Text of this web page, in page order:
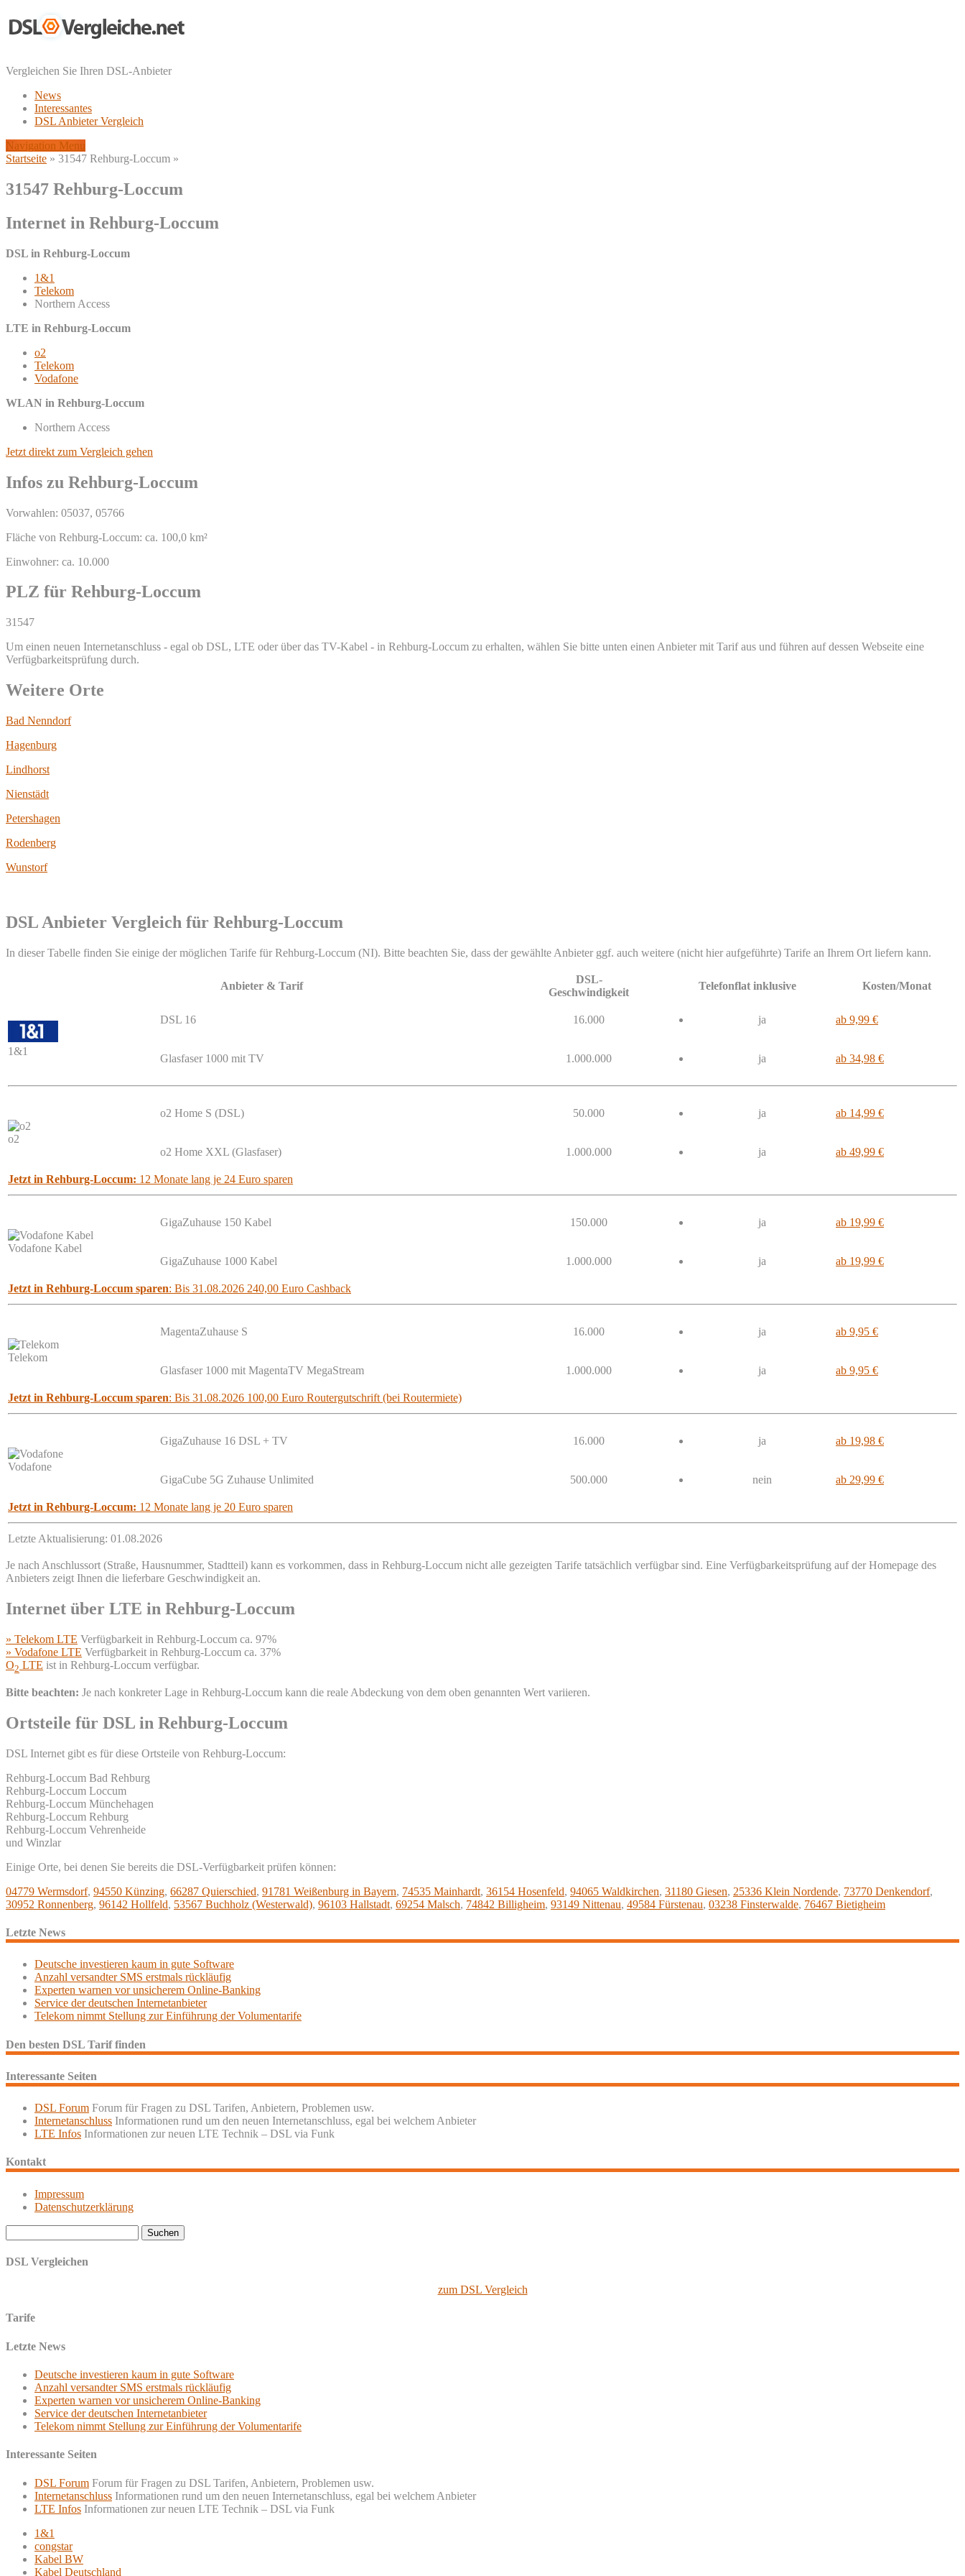
Vergleichen Sie Ihren DSL-Anbieter
News
Interessantes
DSL Anbieter Vergleich
Navigation Menu
Startseite » 31547 Rehburg-Loccum »
31547 Rehburg-Loccum
Internet in Rehburg-Loccum
DSL in Rehburg-Loccum
1&1
Telekom
Northern Access
LTE in Rehburg-Loccum
o2
Telekom
Vodafone
WLAN in Rehburg-Loccum
Northern Access
Jetzt direkt zum Vergleich gehen
Infos zu Rehburg-Loccum
Vorwahlen: 05037, 05766
Fläche von Rehburg-Loccum: ca. 100,0 km²
Einwohner: ca. 10.000
PLZ für Rehburg-Loccum
31547
Um einen neuen Internetanschluss - egal ob DSL, LTE oder über das TV-Kabel - in Rehburg-Loccum zu erhalten, wählen Sie bitte unten einen Anbieter mit Tarif aus und führen auf dessen Webseite eine
Verfügbarkeitsprüfung durch.
Weitere Orte
Bad Nenndorf
Hagenburg
Lindhorst
Nienstädt
Petershagen
Rodenberg
Wunstorf
DSL Anbieter Vergleich für Rehburg-Loccum
In dieser Tabelle finden Sie einige der möglichen Tarife für Rehburg-Loccum (NI). Bitte beachten Sie, dass der gewählte Anbieter ggf. auch weitere (nicht hier aufgeführte) Tarife an Ihrem Ort liefern kann.
Anbieter & Tarif
DSL-
Geschwindigkeit
Telefonflat inklusive Kosten/Monat
1&1
DSL 16 16.000 ja ab 9,99 €
Glasfaser 1000 mit TV 1.000.000 ja ab 34,98 €
o2
o2 Home S (DSL) 50.000 ja ab 14,99 €
o2 Home XXL (Glasfaser) 1.000.000 ja ab 49,99 €
Jetzt in Rehburg-Loccum: 12 Monate lang je 24 Euro sparen
Vodafone Kabel
GigaZuhause 150 Kabel 150.000 ja ab 19,99 €
GigaZuhause 1000 Kabel 1.000.000 ja ab 19,99 €
Jetzt in Rehburg-Loccum sparen: Bis 31.08.2026 240,00 Euro Cashback
Telekom
MagentaZuhause S 16.000 ja ab 9,95 €
Glasfaser 1000 mit MagentaTV MegaStream 1.000.000 ja ab 9,95 €
Jetzt in Rehburg-Loccum sparen: Bis 31.08.2026 100,00 Euro Routergutschrift (bei Routermiete)
Vodafone
GigaZuhause 16 DSL + TV 16.000 ja ab 19,98 €
GigaCube 5G Zuhause Unlimited 500.000 nein ab 29,99 €
Jetzt in Rehburg-Loccum: 12 Monate lang je 20 Euro sparen
Letzte Aktualisierung: 01.08.2026
Je nach Anschlussort (Straße, Hausnummer, Stadtteil) kann es vorkommen, dass in Rehburg-Loccum nicht alle gezeigten Tarife tatsächlich verfügbar sind. Eine Verfügbarkeitsprüfung auf der Homepage des
Anbieters zeigt Ihnen die lieferbare Geschwindigkeit an.
Internet über LTE in Rehburg-Loccum
» Telekom LTE Verfügbarkeit in Rehburg-Loccum ca. 97%
» Vodafone LTE Verfügbarkeit in Rehburg-Loccum ca. 37%
O2 LTE ist in Rehburg-Loccum verfügbar.
Bitte beachten: Je nach konkreter Lage in Rehburg-Loccum kann die reale Abdeckung von dem oben genannten Wert variieren.
Ortsteile für DSL in Rehburg-Loccum
DSL Internet gibt es für diese Ortsteile von Rehburg-Loccum:
Rehburg-Loccum Bad Rehburg
Rehburg-Loccum Loccum
Rehburg-Loccum Münchehagen
Rehburg-Loccum Rehburg
Rehburg-Loccum Vehrenheide
und Winzlar
Einige Orte, bei denen Sie bereits die DSL-Verfügbarkeit prüfen können:
04779 Wermsdorf, 94550 Künzing, 66287 Quierschied, 91781 Weißenburg in Bayern, 74535 Mainhardt, 36154 Hosenfeld, 94065 Waldkirchen, 31180 Giesen, 25336 Klein Nordende, 73770 Denkendorf,
30952 Ronnenberg, 96142 Hollfeld, 53567 Buchholz (Westerwald), 96103 Hallstadt, 69254 Malsch, 74842 Billigheim, 93149 Nittenau, 49584 Fürstenau, 03238 Finsterwalde, 76467 Bietigheim
Letzte News
Deutsche investieren kaum in gute Software
Anzahl versandter SMS erstmals rückläufig
Experten warnen vor unsicherem Online-Banking
Service der deutschen Internetanbieter
Telekom nimmt Stellung zur Einführung der Volumentarife
Den besten DSL Tarif finden
Interessante Seiten
DSL Forum Forum für Fragen zu DSL Tarifen, Anbietern, Problemen usw.
Internetanschluss Informationen rund um den neuen Internetanschluss, egal bei welchem Anbieter
LTE Infos Informationen zur neuen LTE Technik – DSL via Funk
Kontakt
Impressum
Datenschutzerklärung
nach:
DSL Vergleichen
zum DSL Vergleich
Tarife
Letzte News
Deutsche investieren kaum in gute Software
Anzahl versandter SMS erstmals rückläufig
Experten warnen vor unsicherem Online-Banking
Service der deutschen Internetanbieter
Telekom nimmt Stellung zur Einführung der Volumentarife
Interessante Seiten
DSL Forum Forum für Fragen zu DSL Tarifen, Anbietern, Problemen usw.
Internetanschluss Informationen rund um den neuen Internetanschluss, egal bei welchem Anbieter
LTE Infos Informationen zur neuen LTE Technik – DSL via Funk
1&1
congstar
Kabel BW
Kabel Deutschland